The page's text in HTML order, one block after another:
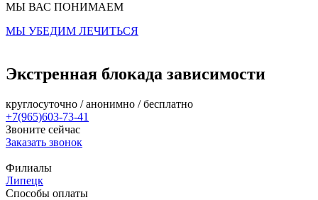
МЫ ВАС ПОНИМАЕМ
МЫ УБЕДИМ ЛЕЧИТЬСЯ
Экстренная блокада зависимости
круглосуточно / анонимно / бесплатно
+7(965)603-73-41
Звоните сейчас
Заказать звонок
Филиалы
Липецк
Способы оплаты